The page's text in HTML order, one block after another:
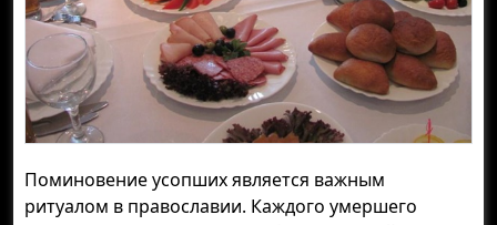
Поминовение усопших является важным
ритуалом в православии. Каждого умершего